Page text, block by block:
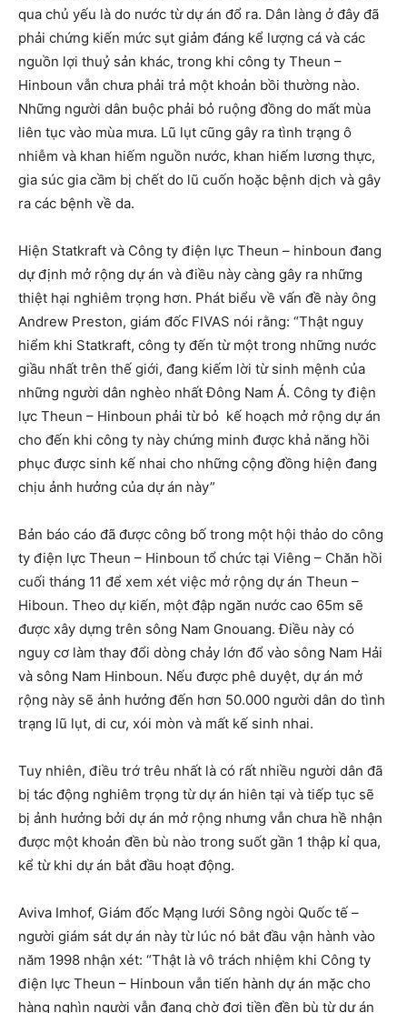
qua chủ yếu là do nước từ dự án đổ ra. Dân làng ở đây đã
phải chứng kiến mức sụt giảm đáng kể lượng cá và các
nguồn lợi thuỷ sản khác, trong khi công ty Theun –
Hinboun vẫn chưa phải trả một khoản bồi thường nào.
Những người dân buộc phải bỏ ruộng đồng do mất mùa
liên tục vào mùa mưa. Lũ lụt cũng gây ra tình trạng ô
nhiễm và khan hiếm nguồn nước, khan hiếm lương thực,
gia súc gia cầm bị chết do lũ cuốn hoặc bệnh dịch và gây
ra các bệnh về da.
Hiện Statkraft và Công ty điện lực Theun – hinboun đang
dự định mở rộng dự án và điều này càng gây ra những
thiệt hại nghiêm trọng hơn. Phát biểu về vấn đề này ông
Andrew Preston, giám đốc FIVAS nói rằng: “Thật nguy
hiểm khi Statkraft, công ty đến từ một trong những nước
giầu nhất trên thế giới, đang kiếm lời từ sinh mệnh của
những người dân nghèo nhất Đông Nam Á. Công ty điện
lực Theun – Hinboun phải từ bỏ kế hoạch mở rộng dự án
cho đến khi công ty này chứng minh được khả năng hồi
phục được sinh kế nhai cho những cộng đồng hiện đang
chịu ảnh hưởng của dự án này”
Bản báo cáo đã được công bố trong một hội thảo do công
ty điện lực Theun – Hinboun tổ chức tại Viêng – Chăn hồi
cuối tháng 11 để xem xét việc mở rộng dự án Theun –
Hiboun. Theo dự kiến, một đập ngăn nước cao 65m sẽ
được xây dựng trên sông Nam Gnouang. Điều này có
nguy cơ làm thay đổi dòng chảy lớn đổ vào sông Nam Hải
và sông Nam Hinboun. Nếu được phê duyệt, dự án mở
rộng này sẽ ảnh hưởng đến hơn 50.000 người dân do tình
trạng lũ lụt, di cư, xói mòn và mất kế sinh nhai.
Tuy nhiên, điều trớ trêu nhất là có rất nhiều người dân đã
bị tác động nghiêm trọng từ dự án hiên tại và tiếp tục sẽ
bị ảnh hưởng bởi dự án mở rộng nhưng vẫn chưa hề nhận
được một khoản đền bù nào trong suốt gần 1 thập kỉ qua,
kể từ khi dự án bắt đầu hoạt động.
Aviva Imhof, Giám đốc Mạng lưới Sông ngòi Quốc tế –
người giám sát dự án này từ lúc nó bắt đầu vận hành vào
năm 1998 nhận xét: “Thật là vô trách nhiệm khi Công ty
điện lực Theun – Hinboun vẫn tiến hành dự án mặc cho
hàng nghìn người vẫn đang chờ đợi tiền đền bù từ dự án